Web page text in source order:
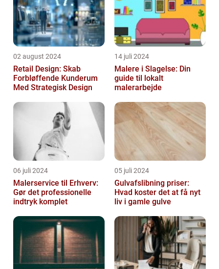
02 august 2024
Retail Design: Skab
Forbløffende Kunderum
Med Strategisk Design
14 juli 2024
Malere i Slagelse: Din
guide til lokalt
malerarbejde
06 juli 2024
Malerservice til Erhverv:
Gør det professionelle
indtryk komplet
05 juli 2024
Gulvafslibning priser:
Hvad koster det at få nyt
liv i gamle gulve